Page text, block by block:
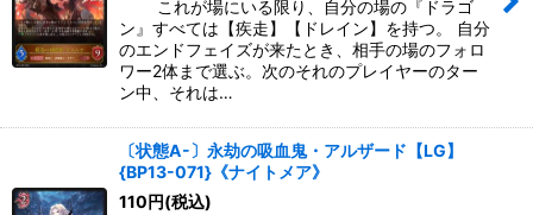
これが場にいる限り、自分の場の『ドラゴ
ン』すべては【疾走】【ドレイン】を持つ。 自分
のエンドフェイズが来たとき、相手の場のフォロ
ワー2体まで選ぶ。次のそれのプレイヤーのター
ン中、それは…
〔状態A-〕永劫の吸血鬼・アルザード【LG】
{BP13-071}《ナイトメア》
110円(税込)